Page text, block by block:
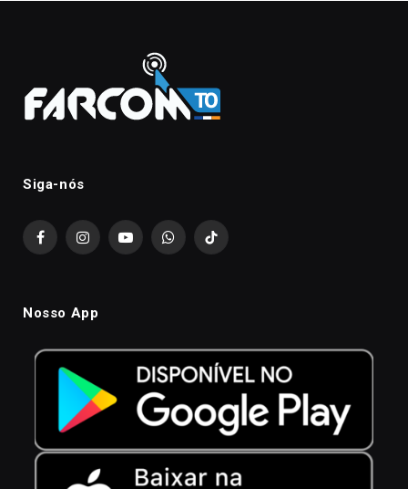
Siga-nós
FacebookInstagramYouTubeWhatsAppTikTok
Nosso App